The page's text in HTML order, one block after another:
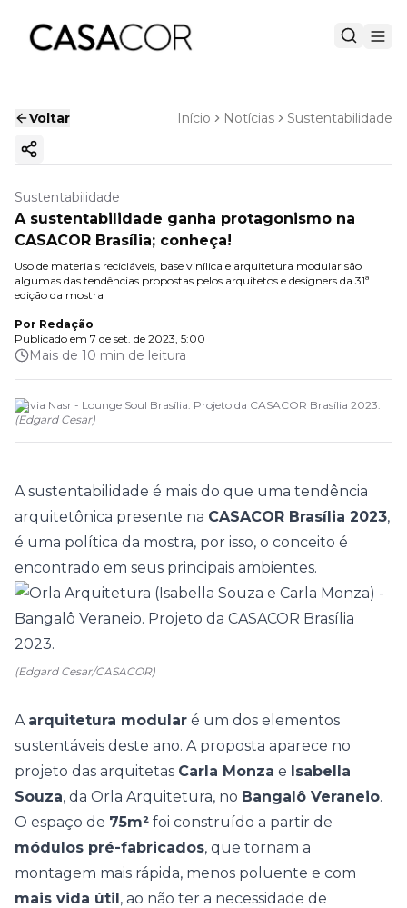
Voltar Início Notícias Sustentabilidade
Copiar link
Sustentabilidade
A sustentabilidade ganha protagonismo na
CASACOR Brasília; conheça!
Uso de materiais recicláveis, base vinílica e arquitetura modular são
algumas das tendências propostas pelos arquitetos e designers da 31ª
edição da mostra
Por Redação
Publicado em 7 de set. de 2023, 5:00
Mais de 10 min de leitura
Flávia Nasr - Lounge Soul Brasília. Projeto da CASACOR Brasília 2023.
(Edgard Cesar)
Asustentabilidade é mais do que uma tendência
arquitetônica presente na CASACOR Brasília 2023,
é uma política da mostra, por isso, o conceito é
encontrado em seus principais ambientes.
(Edgard Cesar/CASACOR)
A arquitetura modular é um dos elementos
sustentáveis deste ano. A proposta aparece no
projeto das arquitetas Carla Monza e Isabella
Souza, da Orla Arquitetura, no Bangalô Veraneio.
O espaço de 75m² foi construído a partir de
módulos pré-fabricados, que tornam a
montagem mais rápida, menos poluente e com
mais vida útil, ao não ter a necessidade de